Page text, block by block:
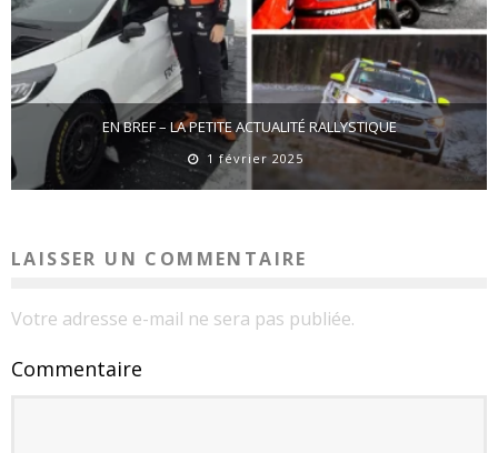
EN BREF – LA PETITE ACTUALITÉ RALLYSTIQUE
1 février 2025
LAISSER UN COMMENTAIRE
Votre adresse e-mail ne sera pas publiée.
Commentaire